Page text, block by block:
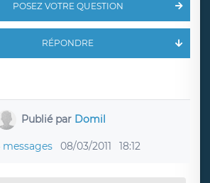
POSEZ VOTRE QUESTION
RÉPONDRE
Publié par Domil
08/03/2011 18:12